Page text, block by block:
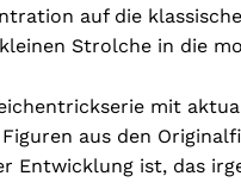
auf die
Strolche in die
mit
aus den
Entwicklung ist, das